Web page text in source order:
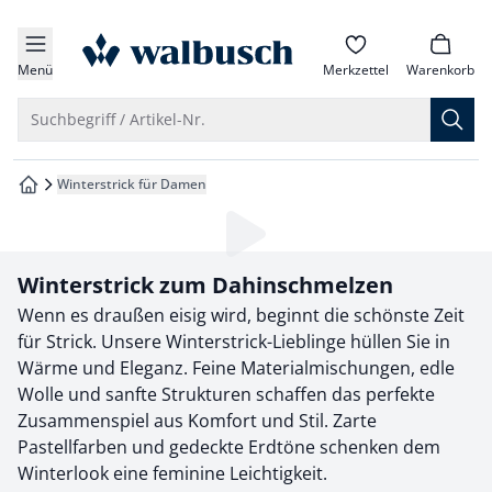
springen
springen
springen
springen
Menü zur Startseite Merkzettel Warenkorb
Suchbegriff / Artikel-Nr.
zur Startseite
Winterstrick für Damen
Winterstrick zum Dahinschmelzen
Wenn es draußen eisig wird, beginnt die schönste Zeit
für Strick. Unsere Winterstrick-Lieblinge hüllen Sie in
Wärme und Eleganz. Feine Materialmischungen, edle
Wolle und sanfte Strukturen schaffen das perfekte
Zusammenspiel aus Komfort und Stil. Zarte
Pastellfarben und gedeckte Erdtöne schenken dem
Winterlook eine feminine Leichtigkeit.